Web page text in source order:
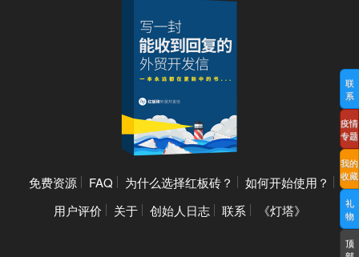
免费资源 FAQ 为什么选择红板砖？
如何开始使用？
用户评价
关于 创始人日志 联系 《灯塔》
联
系
疫情
专题
我的
收藏
礼
物
顶